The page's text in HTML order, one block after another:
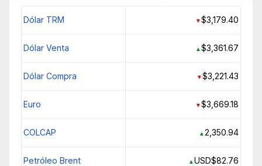
Dólar TRM ▼$3,179.40
Dólar Venta ▲$3,361.67
Dólar Compra ▼$3,221.43
Euro ▼$3,669.18
COLCAP ▲2,350.94
Petróleo Brent ▲USD$82.76